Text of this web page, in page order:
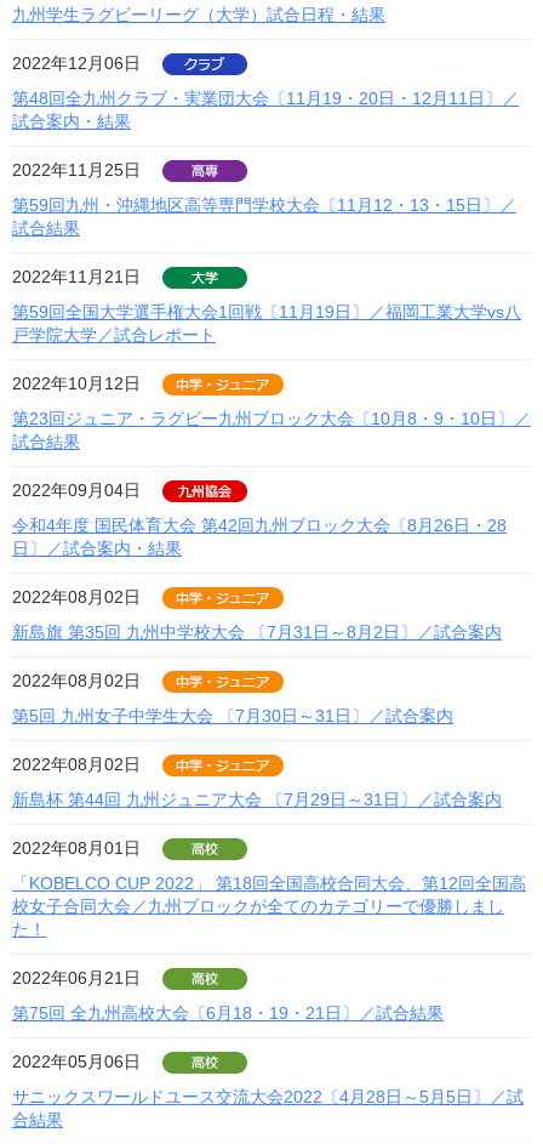
九州学生ラグビーリーグ（大学）試合日程・結果
2022年12月06日
第48回全九州クラブ・実業団大会〔11月19・20日・12月11日〕／
試合案内・結果
2022年11月25日
第59回九州・沖縄地区高等専門学校大会〔11月12・13・15日〕／
試合結果
2022年11月21日
第59回全国大学選手権大会1回戦〔11月19日〕／福岡工業大学vs八
戸学院大学／試合レポート
2022年10月12日
第23回ジュニア・ラグビー九州ブロック大会〔10月8・9・10日〕／
試合結果
2022年09月04日
令和4年度 国民体育大会 第42回九州ブロック大会〔8月26日・28
日〕／試合案内・結果
2022年08月02日
新島旗 第35回 九州中学校大会 〔7月31日～8月2日〕／試合案内
2022年08月02日
第5回 九州女子中学生大会 〔7月30日～31日〕／試合案内
2022年08月02日
新島杯 第44回 九州ジュニア大会 〔7月29日～31日〕／試合案内
2022年08月01日
「KOBELCO CUP 2022」 第18回全国高校合同大会、第12回全国高
校女子合同大会／九州ブロックが全てのカテゴリーで優勝しまし
た！
2022年06月21日
第75回 全九州高校大会〔6月18・19・21日〕／試合結果
2022年05月06日
サニックスワールドユース交流大会2022〔4月28日～5月5日〕／試
合結果